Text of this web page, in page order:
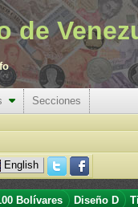
de
Secciones
English
Bolívares Diseño D